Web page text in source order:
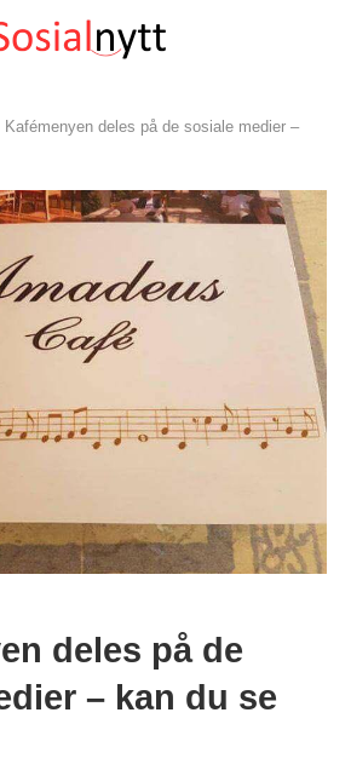
Kafémenyen deles på de sosiale medier –
deles på de
– kan du se